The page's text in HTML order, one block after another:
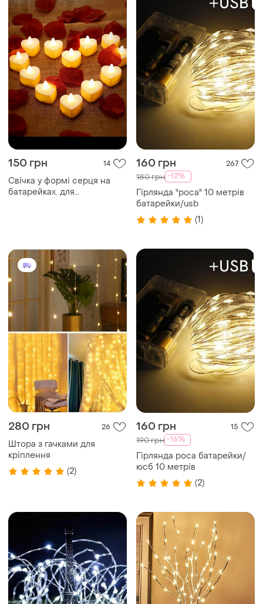
150 грн 14
Свічка у формі серця на
батарейках. для
160 грн 267
180 грн -12%
Гірлянда "роса" 10 метрів
батарейки/usb
(1)
280 грн 26
Штора з гачками для
кріплення
(2)
160 грн 15
190 грн -16%
Гірлянда роса батарейки/
юсб 10 метрів
(2)